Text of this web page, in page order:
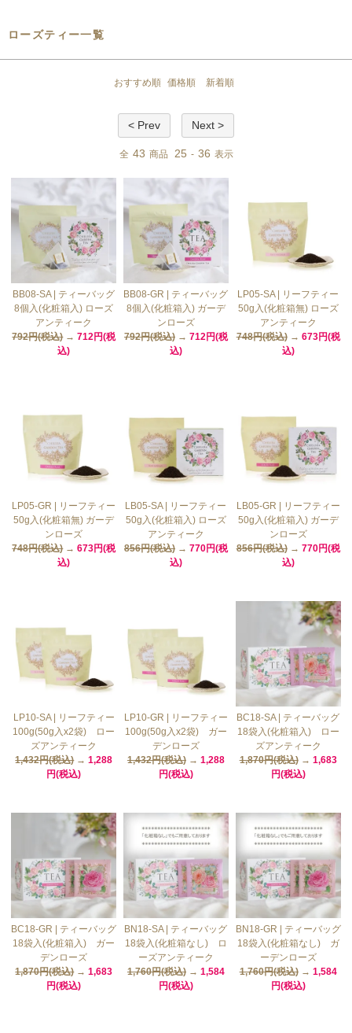
ローズティー一覧
おすすめ順 価格順 新着順
< Prev Next >
全 43 商品 25 - 36 表示
BB08-SA | ティーバッグ
8個入(化粧箱入) ローズ
アンティーク
792円(税込)→712円(税
込)
BB08-GR | ティーバッグ
8個入(化粧箱入) ガーデ
ンローズ
792円(税込)→ 712円(税
込)
LP05-SA | リーフティー
50g入(化粧箱無) ローズ
アンティーク
748円(税込)→ 673円(税
込)
LP05-GR | リーフティー
50g入(化粧箱無) ガーデ
ンローズ
748円(税込)→673円(税
込)
LB05-SA | リーフティー
50g入(化粧箱入) ローズ
アンティーク
856円(税込)→ 770円(税
込)
LB05-GR | リーフティー
50g入(化粧箱入) ガーデ
ンローズ
856円(税込)→ 770円(税
込)
LP10-SA | リーフティー
100g(50g入x2袋) ロー
ズアンティーク
1,432円(税込)→1,288
円(税込)
LP10-GR | リーフティー
100g(50g入x2袋) ガー
デンローズ
1,432円(税込)→ 1,288
円(税込)
BC18-SA | ティーバッグ
18袋入(化粧箱入) ロー
ズアンティーク
1,870円(税込)→ 1,683
円(税込)
BC18-GR | ティーバッグ
18袋入(化粧箱入) ガー
デンローズ
1,870円(税込)→1,683
円(税込)
BN18-SA | ティーバッグ
18袋入(化粧箱なし) ロ
ーズアンティーク
1,760円(税込)→ 1,584
円(税込)
BN18-GR | ティーバッグ
18袋入(化粧箱なし) ガ
ーデンローズ
1,760円(税込)→ 1,584
円(税込)